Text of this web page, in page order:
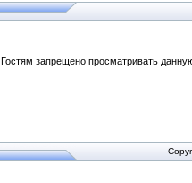
Гостям запрещено просматривать